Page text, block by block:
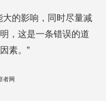
大的影响，同时尽量减
，这是一条错误的道
素。”
者网